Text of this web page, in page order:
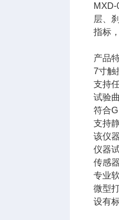
层、
指标
产品
7寸触
支持
试验
符合
支持
该仪
仪器
传感
专业
微型
设有